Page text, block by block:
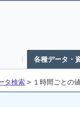
各種データ・
タ検索 > １時間ごとの